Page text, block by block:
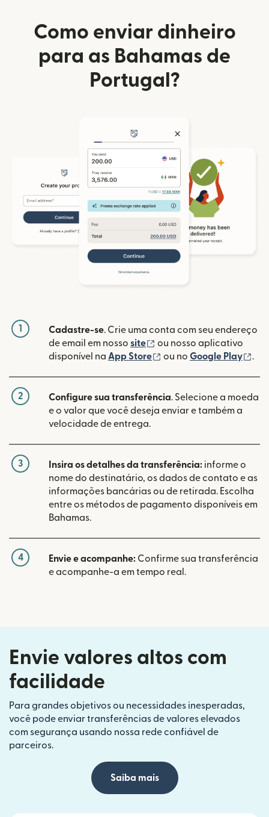
Como enviar dinheiro
para as Bahamas de
Portugal?
1 Cadastre-se. Crie uma conta com seu endereço
de email em nosso site (abre em uma nova
ou nosso aplicativo
disponível na App Store (abre em uma nova
ou no Google Play .
2 Configure sua transferência. Selecione a moeda
e o valor que você deseja enviar e também a
velocidade de entrega.
3 Insira os detalhes da transferência: informe o
nome do destinatário, os dados de contato e as
informações bancárias ou de retirada. Escolha
entre os métodos de pagamento disponíveis em
Bahamas.
4 Envie e acompanhe: Confirme sua transferência
e acompanhe-a em tempo real.
Envie valores altos com
facilidade
Para grandes objetivos ou necessidades inesperadas,
você pode enviar transferências de valores elevados
com segurança usando nossa rede confiável de
parceiros.
Saiba mais